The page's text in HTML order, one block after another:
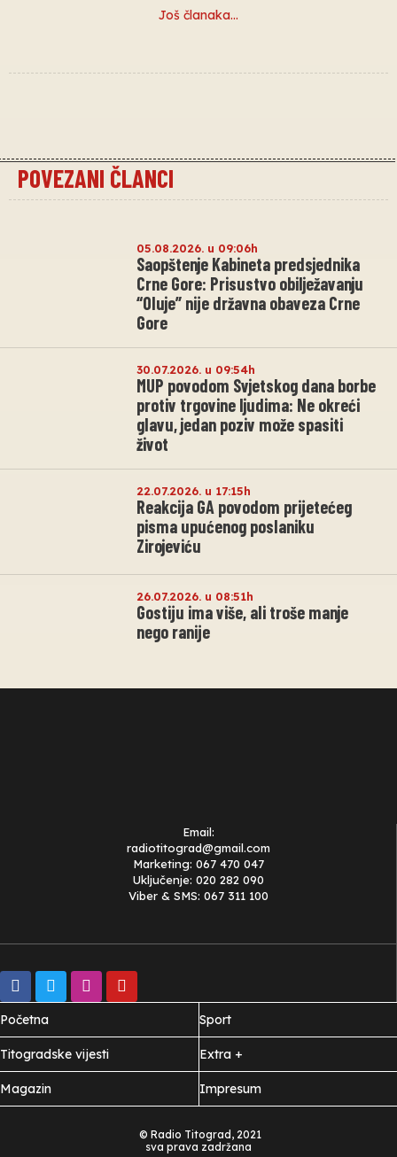
Još članaka…
POVEZANI ČLANCI
05.08.2026. u 09:06h
Saopštenje Kabineta predsjednika
Crne Gore: Prisustvo obilježavanju
“Oluje” nije državna obaveza Crne
Gore
30.07.2026. u 09:54h
MUP povodom Svjetskog dana borbe
protiv trgovine ljudima: Ne okreći
glavu, jedan poziv može spasiti
život
22.07.2026. u 17:15h
Reakcija GA povodom prijetećeg
pisma upućenog poslaniku
Zirojeviću
26.07.2026. u 08:51h
Gostiju ima više, ali troše manje
nego ranije
Email:
radiotitograd@gmail.com
Marketing: 067 470 047
Uključenje: 020 282 090
Viber & SMS: 067 311 100
Početna
Titogradske vijesti
Magazin
Sport
Extra +
Impresum
© Radio Titograd, 2021
sva prava zadržana